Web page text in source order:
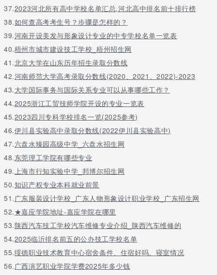
37.2023河北所有高中学校名单汇总,河北高中排名前十排行榜
38.如何查高考考生号？步骤是怎样的？
39.河南开设美发与形象设计专业的中专学校名单一览表
40.梧州市城市建设技工学校_梧州招生网
41.北京大学在山东历年招生录取分数线
42.河南师范大学高考录取分数线(2020、2021、2022)-2023
43.大学国际事务与国际关系专业可以从事哪些工作？
44.2025浙江工贸技师学院开设的专业一览表
45.2023四川专科学校排名一览(2025参考)
46.伊川县实验高中录取分数线(2022伊川县实验高中)
47.六盘水臻园高级中学_六盘水招生网
48.东莞理工学院有哪些专业
49.上海市行知实验中学_邦博尔招生网
50.知识产权专业本科就业前景
51.广东服装设计学校_广东人物形象设计职业学校_广东招生网
52.★嘉应学院地址-嘉应学院在哪里
53.陕西汽车技工学校汽车维修专业介绍_陕西汽车维修的
54.2025临沂排名前五的公办技工学校名单
55.绥德职业技术教育中心宿舍条件、住宿好吗、寝室情况
56.广西演艺职业学院学费2025年多少钱